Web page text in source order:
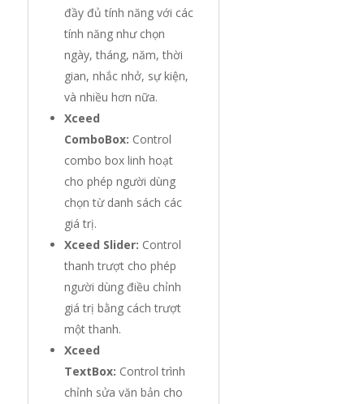
đầy đủ tính năng với các
tính năng như chọn
ngày, tháng, năm, thời
gian, nhắc nhở, sự kiện,
và nhiều hơn nữa.
Xceed
ComboBox: Control
combo box linh hoạt
cho phép người dùng
chọn từ danh sách các
giá trị.
Xceed Slider: Control
thanh trượt cho phép
người dùng điều chỉnh
giá trị bằng cách trượt
một thanh.
Xceed
TextBox: Control trình
chỉnh sửa văn bản cho